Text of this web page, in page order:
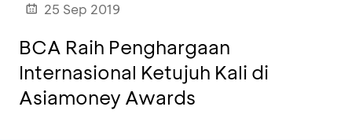
25 Sep 2019
BCA Raih Penghargaan
Internasional Ketujuh Kali di
Asiamoney Awards